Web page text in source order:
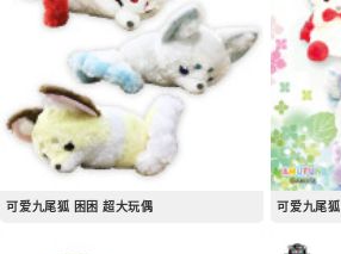
可爱九尾狐 困困 超大玩偶 可爱九尾